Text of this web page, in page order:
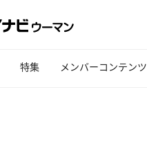
特集 メンバーコンテンツ